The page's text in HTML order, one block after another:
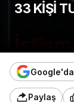
33 KİŞİ
Paylaş